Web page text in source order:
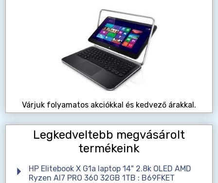
Várjuk folyamatos akciókkal és kedvező árakkal.
Legkedveltebb megvásárolt
termékeink
HP Elitebook X G1a laptop 14" 2.8k OLED AMD
Ryzen AI7 PRO 360 32GB 1TB : B69FKET